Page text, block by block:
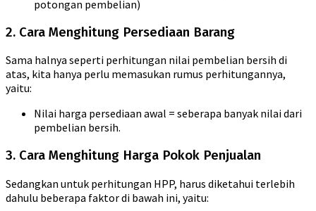
potongan pembelian)
2. Cara Menghitung Persediaan Barang
Sama halnya seperti perhitungan nilai pembelian bersih di
atas, kita hanya perlu memasukan rumus perhitungannya,
yaitu:
Nilai harga persediaan awal = seberapa banyak nilai dari
pembelian bersih.
3. Cara Menghitung Harga Pokok Penjualan
Sedangkan untuk perhitungan HPP, harus diketahui terlebih
dahulu beberapa faktor di bawah ini, yaitu: